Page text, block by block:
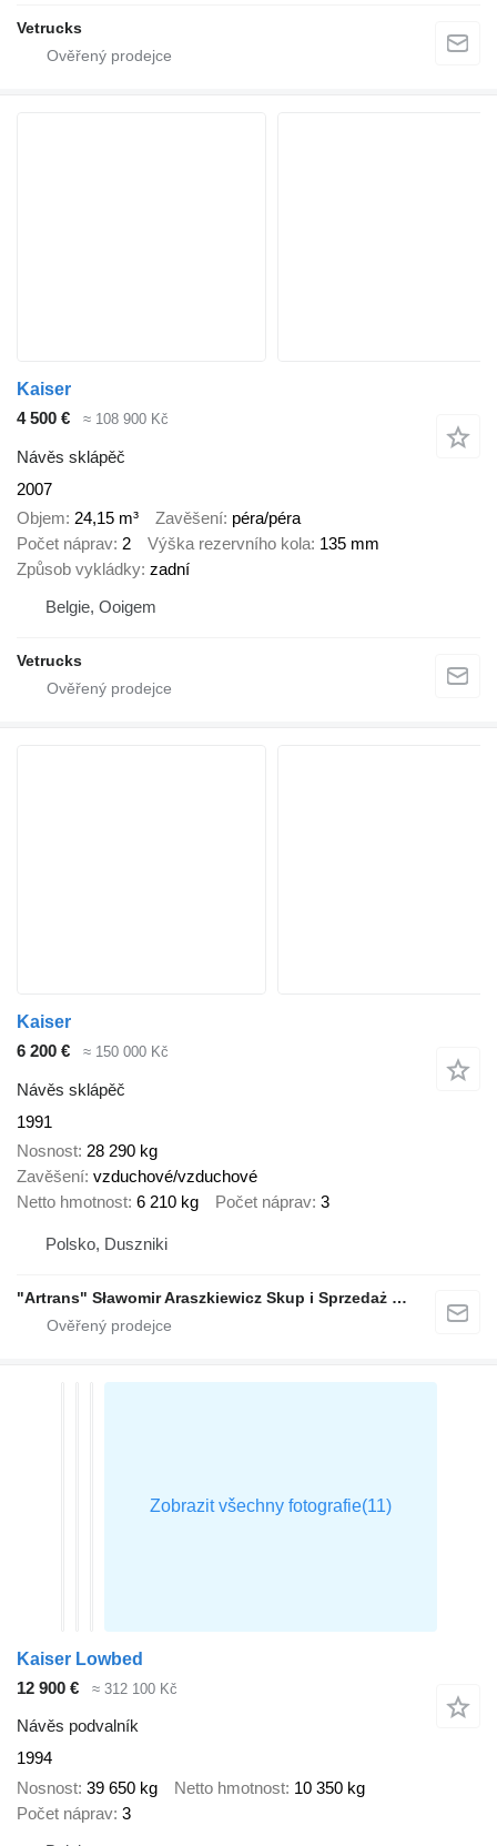
Vetrucks
Kaiser
4 500 €
≈ 108 900 Kč
Návěs sklápěč
2007
Objem 24,15 m³ Zavěšení péra/péra
Počet náprav 2 Výška rezervního kola 135 mm
Způsob vykládky zadní
Belgie, Ooigem
Vetrucks
Kaiser
6 200 €
≈ 150 000 Kč
Návěs sklápěč
1991
Nosnost 28 290 kg
Zavěšení vzduchové/vzduchové
Netto hmotnost 6 210 kg Počet náprav 3
Polsko, Duszniki
"Artrans" Sławomir Araszkiewicz Skup i Sprzedaż Samochodów Ciężarowych
Kaiser Lowbed
12 900 €
≈ 312 100 Kč
Návěs podvalník
1994
Nosnost 39 650 kg Netto hmotnost 10 350 kg
Počet náprav 3